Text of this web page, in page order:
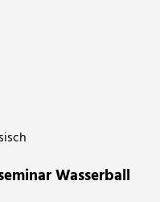
Wasserball